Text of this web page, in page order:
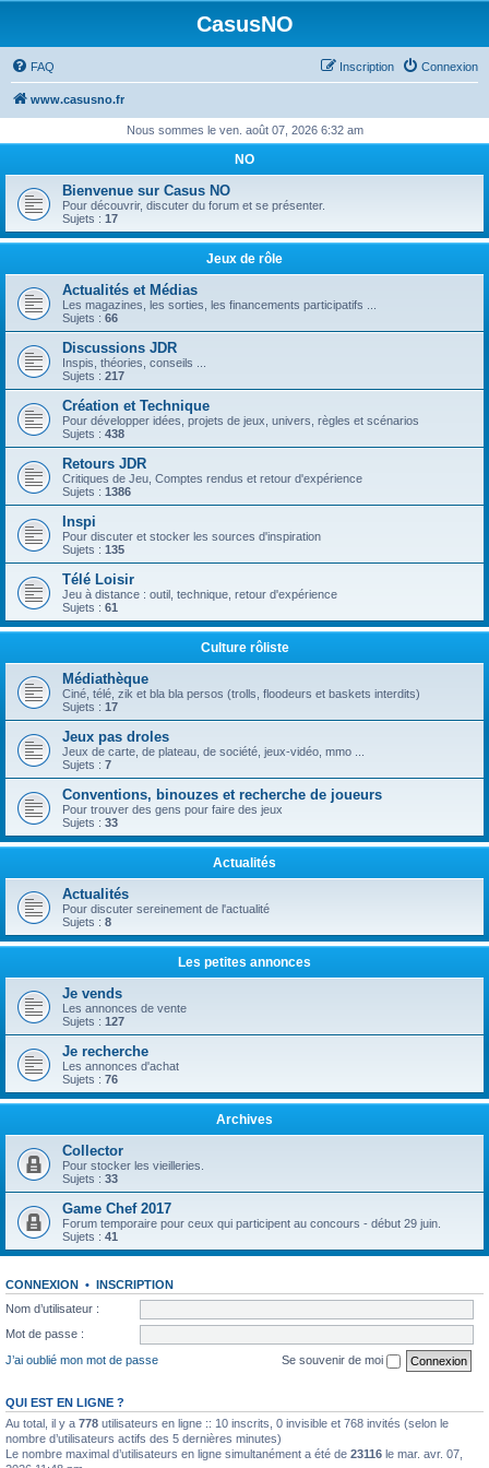
CasusNO
FAQ Connexion
Inscription
www.casusno.fr
Nous sommes le ven. août 07, 2026 6:32 am
NO
Bienvenue sur Casus NO
Pour découvrir, discuter du forum et se présenter.
Sujets : 17
Jeux de rôle
Actualités et Médias
Les magazines, les sorties, les financements participatifs ...
Sujets : 66
Discussions JDR
Inspis, théories, conseils ...
Sujets : 217
Création et Technique
Pour développer idées, projets de jeux, univers, règles et scénarios
Sujets : 438
Retours JDR
Critiques de Jeu, Comptes rendus et retour d'expérience
Sujets : 1386
Inspi
Pour discuter et stocker les sources d'inspiration
Sujets : 135
Télé Loisir
Jeu à distance : outil, technique, retour d'expérience
Sujets : 61
Culture rôliste
Médiathèque
Ciné, télé, zik et bla bla persos (trolls, floodeurs et baskets interdits)
Sujets : 17
Jeux pas droles
Jeux de carte, de plateau, de société, jeux-vidéo, mmo ...
Sujets : 7
Conventions, binouzes et recherche de joueurs
Pour trouver des gens pour faire des jeux
Sujets : 33
Actualités
Actualités
Pour discuter sereinement de l'actualité
Sujets : 8
Les petites annonces
Je vends
Les annonces de vente
Sujets : 127
Je recherche
Les annonces d'achat
Sujets : 76
Archives
Collector
Pour stocker les vieilleries.
Sujets : 33
Game Chef 2017
Forum temporaire pour ceux qui participent au concours - début 29 juin.
Sujets : 41
CONNEXION • INSCRIPTION
Nom d’utilisateur :
Mot de passe :
J’ai oublié mon mot de passe
Se souvenir de moi
QUI EST EN LIGNE ?
Au total, il y a 778 utilisateurs en ligne :: 10 inscrits, 0 invisible et 768 invités (selon le
nombre d’utilisateurs actifs des 5 dernières minutes)
Le nombre maximal d’utilisateurs en ligne simultanément a été de 23116 le mar. avr. 07,